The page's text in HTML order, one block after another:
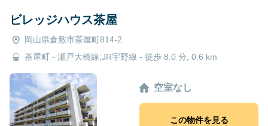
ビレッジハウス茶屋
岡山県倉敷市茶屋町814-2
茶屋町 - 瀬戸大橋線;JR宇野線 - 徒歩 8.0 分, 0.6 km
空室なし
この物件を見る